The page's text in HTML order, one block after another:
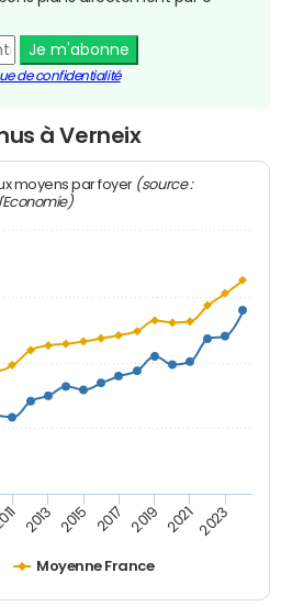
Je m'abonne
de confidentialité
à Verneix
moyens par foyer (source :
Moyenne France
2013 2015 2017 2019 2021 2023